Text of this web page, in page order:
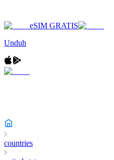
eSIM GRATIS
Unduh
countries